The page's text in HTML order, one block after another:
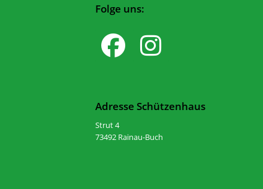
Folge uns:
Adresse Schützenhaus
Strut 4
73492 Rainau-Buch